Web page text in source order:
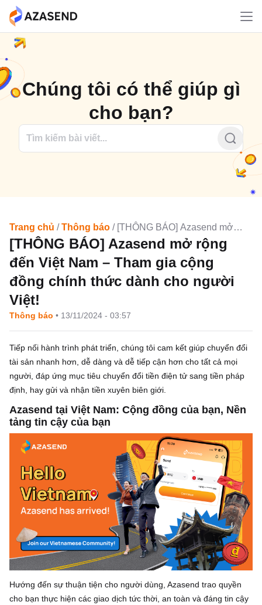
qua
nội
dung
Chúng tôi có thể giúp gì
cho bạn?
Trang chủ /Thông báo / [THÔNG BÁO] Azasend mở
rộng đến Việt Nam – Tham gia cộng đồng chính thức dành
cho người Việt!
[THÔNG BÁO] Azasend mở rộng
đến Việt Nam – Tham gia cộng
đồng chính thức dành cho người
Việt!
Thông báo • 13/11/2024 - 03:57
Tiếp nối hành trình phát triển, chúng tôi cam kết giúp chuyển đổi
tài sản nhanh hơn, dễ dàng và dễ tiếp cận hơn cho tất cả mọi
người, đáp ứng mục tiêu chuyển đổi tiền điện tử sang tiền pháp
định, hay gửi và nhận tiền xuyên biên giới.
Azasend tại Việt Nam: Cộng đồng của bạn, Nền
tảng tin cậy của bạn
Hướng đến sự thuận tiện cho người dùng, Azasend trao quyền
cho bạn thực hiện các giao dịch tức thời, an toàn và đáng tin cậy